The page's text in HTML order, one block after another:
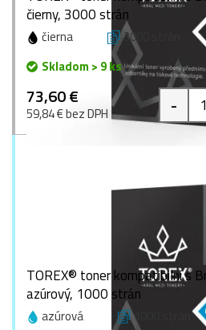
čierny, 3000 strán
čierna 3000 strán
Skladom > 9 ks
73,60 €
59,84 € bez DPH -
TOREX® toner kompatibilní s
azúrový, 1000 strán
azúrová 1000 strán